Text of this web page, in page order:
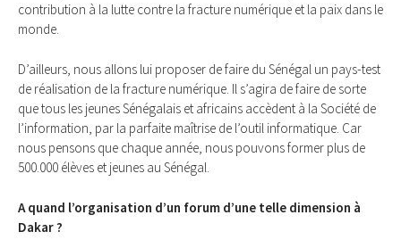
contribution à la lutte contre la fracture numérique et la paix dans le
monde.
D’ailleurs, nous allons lui proposer de faire du Sénégal un pays-test
de réalisation de la fracture numérique. Il s’agira de faire de sorte
que tous les jeunes Sénégalais et africains accèdent à la Société de
l’information, par la parfaite maîtrise de l’outil informatique. Car
nous pensons que chaque année, nous pouvons former plus de
500.000 élèves et jeunes au Sénégal.
A quand l’organisation d’un forum d’une telle dimension à
Dakar ?